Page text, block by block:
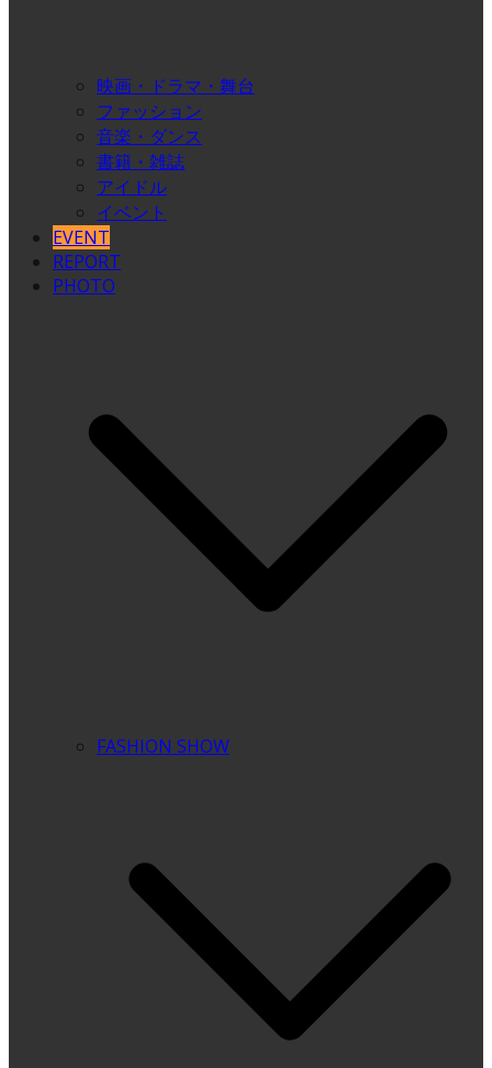
映画・ドラマ・舞台
ファッション
音楽・ダンス
書籍・雑誌
アイドル
イベント
EVENT
REPORT
PHOTO
FASHION SHOW